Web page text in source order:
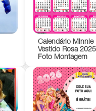
Calendário Minnie
Vestido Rosa 2025
Foto Montagem